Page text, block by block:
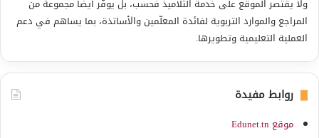
ولا يقتصر الموقع على خدمة التلاميذ فحسب، بل يوفّر أيضاً مجموعة من
المراجع والموارد التربوية لفائدة المعلّمين والأساتذة، بما يساهم في دعم
العملية التعليمية وتطويرها.
روابط مفيدة
موقع Edunet.tn